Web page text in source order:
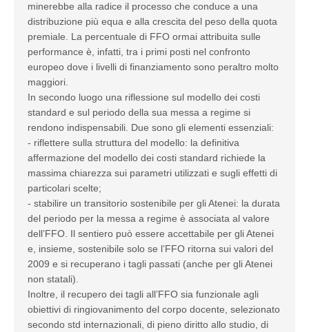
minerebbe alla radice il processo che conduce a una
distribuzione più equa e alla crescita del peso della quota
premiale. La percentuale di FFO ormai attribuita sulle
performance è, infatti, tra i primi posti nel confronto
europeo dove i livelli di finanziamento sono peraltro molto
maggiori.
In secondo luogo una riflessione sul modello dei costi
standard e sul periodo della sua messa a regime si
rendono indispensabili. Due sono gli elementi essenziali:
- riflettere sulla struttura del modello: la definitiva
affermazione del modello dei costi standard richiede la
massima chiarezza sui parametri utilizzati e sugli effetti di
particolari scelte;
- stabilire un transitorio sostenibile per gli Atenei: la durata
del periodo per la messa a regime è associata al valore
dell’FFO. Il sentiero può essere accettabile per gli Atenei
e, insieme, sostenibile solo se l’FFO ritorna sui valori del
2009 e si recuperano i tagli passati (anche per gli Atenei
non statali).
Inoltre, il recupero dei tagli all’FFO sia funzionale agli
obiettivi di ringiovanimento del corpo docente, selezionato
secondo std internazionali, di pieno diritto allo studio, di